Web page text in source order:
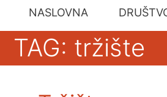
NASLOVNA
TAG: tržište